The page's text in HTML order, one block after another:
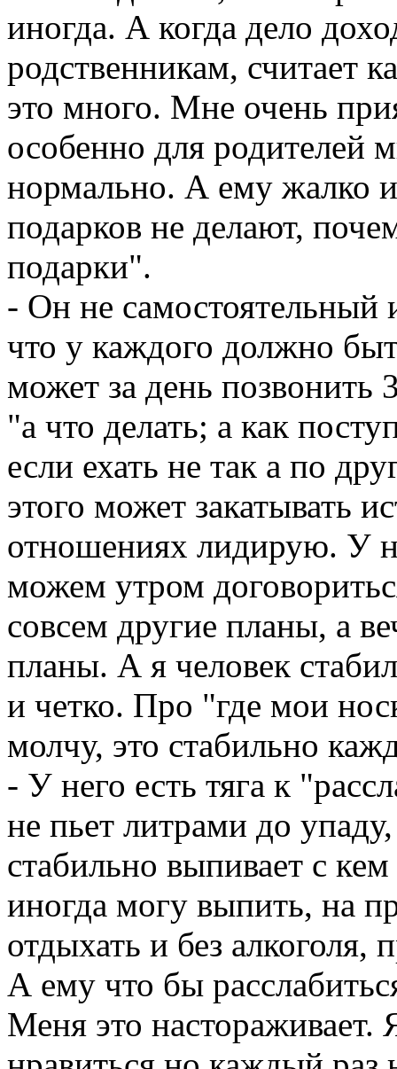
иногда. А когда дело
родственникам, считает
это много. Мне очень
особенно для родителей
нормально. А ему жалко
подарков не делают,
подарки".
- Он не самостоятельный
что у каждого должно
может за день позвонить
"а что делать; а как
если ехать не так а по
этого может закатывать
отношениях лидирую. У
можем утром
совсем другие планы, а
планы. А я человек
и четко. Про "где мои
молчу, это стабильно
- У него есть тяга к
не пьет литрами до
стабильно выпивает с
иногда могу выпить, на
отдыхать и без алкоголя,
А ему что бы
Меня это настораживает.